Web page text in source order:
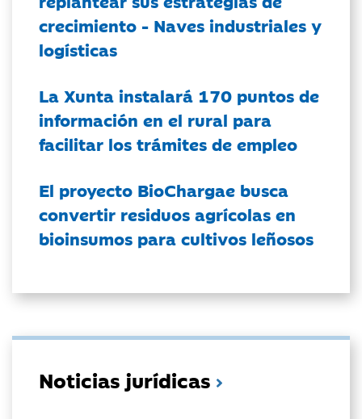
crecimiento - Naves industriales y
logísticas
La Xunta instalará 170 puntos de
información en el rural para
facilitar los trámites de empleo
El proyecto BioChargae busca
convertir residuos agrícolas en
bioinsumos para cultivos leñosos
Noticias jurídicas